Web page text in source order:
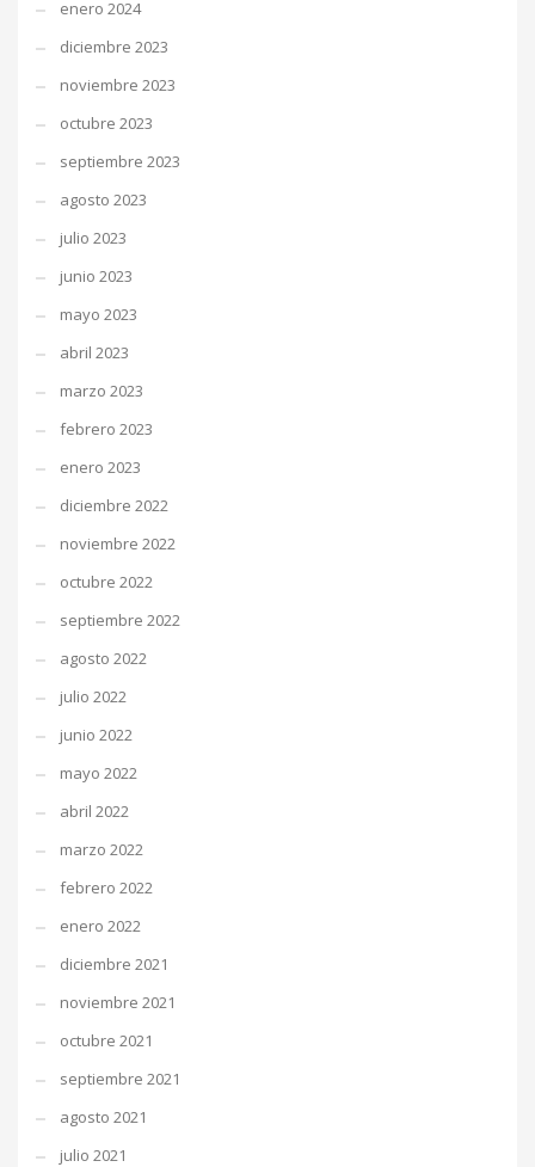
enero 2024
diciembre 2023
noviembre 2023
octubre 2023
septiembre 2023
agosto 2023
julio 2023
junio 2023
mayo 2023
abril 2023
marzo 2023
febrero 2023
enero 2023
diciembre 2022
noviembre 2022
octubre 2022
septiembre 2022
agosto 2022
julio 2022
junio 2022
mayo 2022
abril 2022
marzo 2022
febrero 2022
enero 2022
diciembre 2021
noviembre 2021
octubre 2021
septiembre 2021
agosto 2021
julio 2021